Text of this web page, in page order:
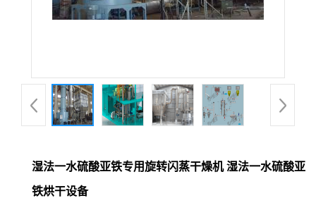
湿法一水硫酸亚铁专用旋转闪蒸干燥机 湿法一水硫酸亚
铁烘干设备